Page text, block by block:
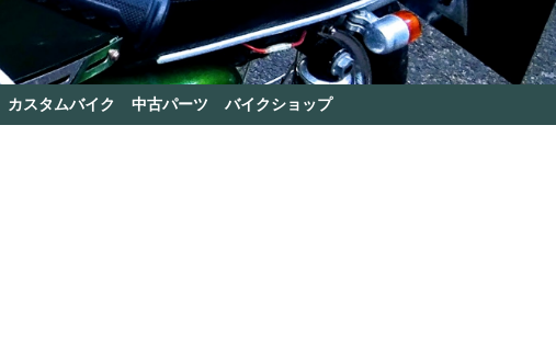
カスタムバイク 中古パーツ バイクショップ